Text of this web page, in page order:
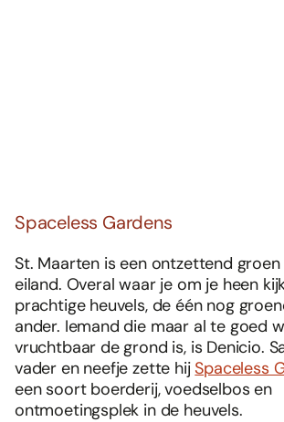
Spaceless Gardens
St. Maarten is een ontzettend
eiland. Overal waar je om je heen
prachtige heuvels, de één nog
ander. Iemand die maar al te goed
vruchtbaar de grond is, is Denicio.
vader en neefje zette hijSpaceless
een soort boerderij, voedselbos en
ontmoetingsplek in de heuvels.